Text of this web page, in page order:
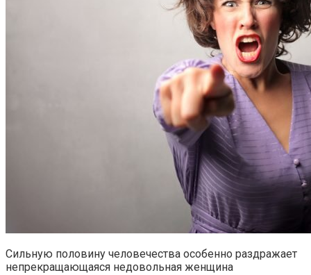
Сильную половину человечества особенно раздражает
непрекращающаяся недовольная женщина